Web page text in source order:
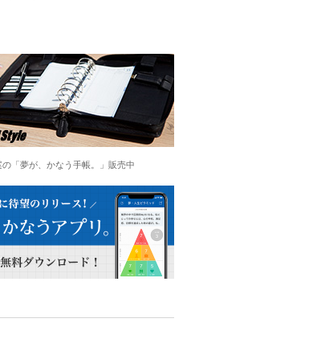
「夢が、かなう手帳。」販売中